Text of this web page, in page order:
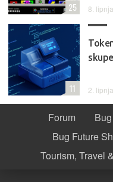
8.
25
2.
11
Forum Bug
Bug Future
Tourism, Travel